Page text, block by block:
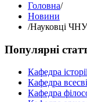
Головна/
Hовини
/Науковці ЧНУ
Популярні
Кафедра
Кафедра
Кафедра